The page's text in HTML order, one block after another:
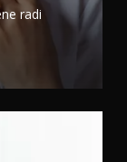
radi